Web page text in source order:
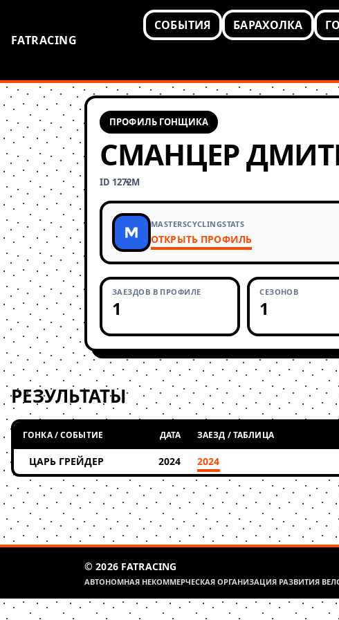
FATRACING
СОБЫТИЯ БАРАХОЛКА
ПРОФИЛЬ ГОНЩИКА
СМАНЦЕР
ID 1272М
MASTERSCYCLINGSTATS
ОТКРЫТЬ ПРОФИЛЬ
ЗАЕЗДОВ В ПРОФИЛЕ
1
СЕЗОНОВ
1
РЕЗУЛЬТАТЫ
ГОНКА / СОБЫТИЕ ДАТА ЗАЕЗД / ТАБЛИЦА
ЦАРЬ ГРЕЙДЕР 2024 2024
© 2026 FATRACING
АВТОНОМНАЯ НЕКОММЕРЧЕСКАЯ ОРГАНИЗАЦИЯ РАЗВИТИЯ